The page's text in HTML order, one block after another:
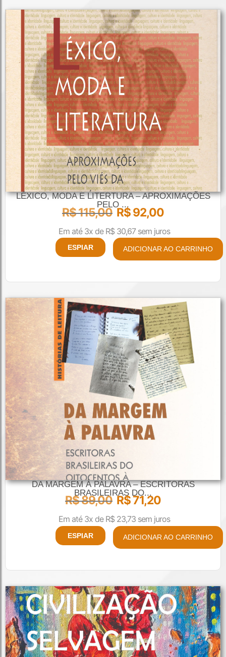
LÉXICO, MODA E LITERTURA – APROXIMAÇÕES
PELO ...
R$115,00 R$92,00
Em até 3x de R$30,67sem juros
ESPIAR ADICIONAR AO CARRINHO
DA MARGEM À PALAVRA – ESCRITORAS
BRASILEIRAS DO...
R$89,00 R$71,20
Em até 3x de R$23,73sem juros
ESPIAR ADICIONAR AO CARRINHO